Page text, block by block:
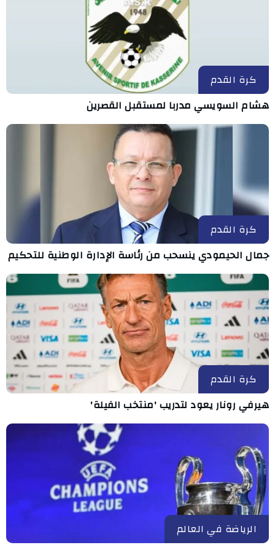
كرة القدم
هشام السويسي مدربا لمستقبل القصرين
كرة القدم
جمال الحيمودي ينسحب من رئاسة الإدارة الوطنية للتحكيم
كرة القدم
هيرفي رونار يعود لتدريب 'منتخب الفيلة'
الرياضة في العالم